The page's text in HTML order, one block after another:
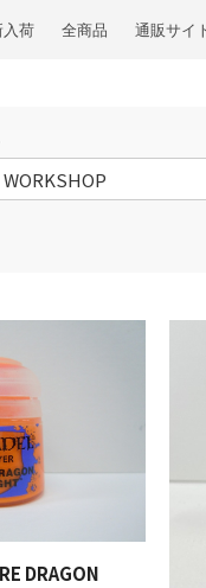
入荷 全商品 通販サイ
DRAGON